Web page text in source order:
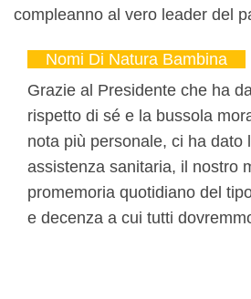
compleanno al vero leader del
Nomi Di Natura Bambina
Grazie al Presidente che ha
rispetto di sé e la bussola
nota più personale, ci ha dato
assistenza sanitaria, il nostro
promemoria quotidiano del
e decenza a cui tutti